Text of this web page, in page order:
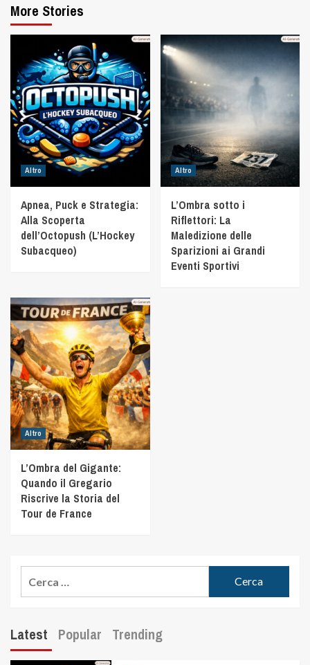
More Stories
Altro
Apnea, Puck e Strategia:
Alla Scoperta
dell’Octopush (L’Hockey
Subacqueo)
Altro
L’Ombra sotto i
Riflettori: La
Maledizione delle
Sparizioni ai Grandi
Eventi Sportivi
Altro
L’Ombra del Gigante:
Quando il Gregario
Riscrive la Storia del
Tour de France
Latest Popular Trending